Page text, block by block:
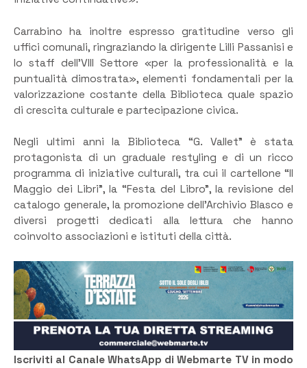
Carrabino ha inoltre espresso gratitudine verso gli
uffici comunali, ringraziando la dirigente Lilli Passanisi e
lo staff dell’VIII Settore «per la professionalità e la
puntualità dimostrata», elementi fondamentali per la
valorizzazione costante della Biblioteca quale spazio
di crescita culturale e partecipazione civica.
Negli ultimi anni la Biblioteca “G. Vallet” è stata
protagonista di un graduale restyling e di un ricco
programma di iniziative culturali, tra cui il cartellone “Il
Maggio dei Libri”, la “Festa del Libro”, la revisione del
catalogo generale, la promozione dell’Archivio Blasco e
diversi progetti dedicati alla lettura che hanno
coinvolto associazioni e istituti della città.
Iscriviti al Canale WhatsApp di Webmarte TV in modo